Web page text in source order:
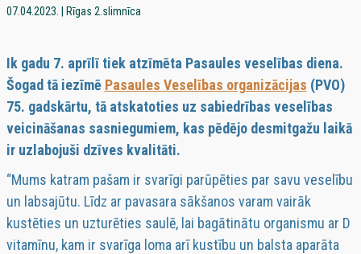
07.04.2023. | Rīgas 2.slimnīca
Ik gadu 7. aprīlī tiek atzīmēta Pasaules veselības diena.
Šogad tā iezīmē Pasaules Veselības organizācijas (PVO)
75. gadskārtu, tā atskatoties uz sabiedrības veselības
veicināšanas sasniegumiem, kas pēdējo desmitgažu laikā
ir uzlabojuši dzīves kvalitāti.
“Mums katram pašam ir svarīgi parūpēties par savu veselību
un labsajūtu. Līdz ar pavasara sākšanos varam vairāk
kustēties un uzturēties saulē, lai bagātinātu organismu ar D
vitamīnu, kam ir svarīga loma arī kustību un balsta aparāta